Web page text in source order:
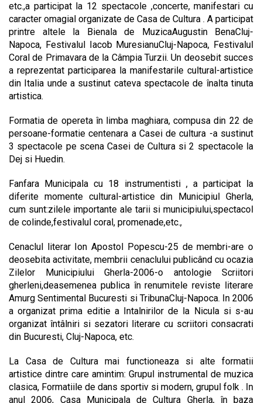
etc.,a participat la 12 spectacole ,concerte, manifestari cu
caracter omagial organizate de Casa de Cultura . A participat
printre altele la Bienala de MuzicaAugustin BenaCluj-
Napoca, Festivalul Iacob MuresianuCluj-Napoca, Festivalul
Coral de Primavara de la Câmpia Turzii. Un deosebit succes
a reprezentat participarea la manifestarile cultural-artistice
din Italia unde a sustinut cateva spectacole de înalta tinuta
artistica.
Formatia de opereta în limba maghiara, compusa din 22 de
persoane-formatie centenara a Casei de cultura -a sustinut
3 spectacole pe scena Casei de Cultura si 2 spectacole la
Dej si Huedin.
Fanfara Municipala cu 18 instrumentisti , a participat la
diferite momente cultural-artistice din Municipiul Gherla,
cum sunt:zilele importante ale tarii si municipiului,spectacol
de colinde,festivalul coral, promenade,etc.,
Cenaclul literar Ion Apostol Popescu-25 de membri-are o
deosebita activitate, membrii cenaclului publicând cu ocazia
Zilelor Municipiului Gherla-2006-o antologie Scriitori
gherleni,deasemenea publica în renumitele reviste literare
Amurg Sentimental Bucuresti si TribunaCluj-Napoca. In 2006
a organizat prima editie a Intalnirilor de la Nicula si s-au
organizat întâlniri si sezatori literare cu scriitori consacrati
din Bucuresti, Cluj-Napoca, etc.
La Casa de Cultura mai functioneaza si alte formatii
artistice dintre care amintim: Grupul instrumental de muzica
clasica, Formatiile de dans sportiv si modern, grupul folk . In
anul 2006, Casa Municipala de Cultura Gherla, în baza